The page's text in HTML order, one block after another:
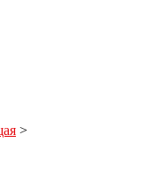
>